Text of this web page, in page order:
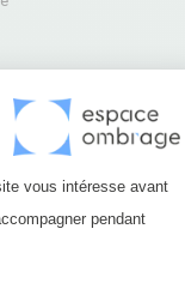
vous intéresse avant
pendant